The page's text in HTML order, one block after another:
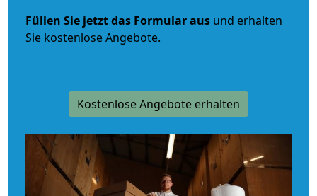
Füllen Sie jetzt das Formular aus und erhalten
Sie kostenlose Angebote.
Kostenlose Angebote erhalten